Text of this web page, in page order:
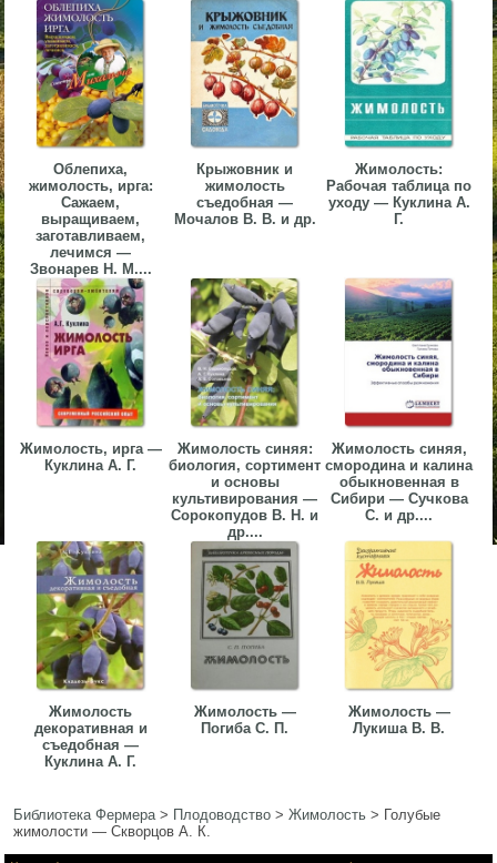
Облепиха,
жимолость, ирга:
Сажаем,
выращиваем,
заготавливаем,
лечимся —
Звонарев Н. М....
Крыжовник и
жимолость
съедобная —
Мочалов В. В. и др.
Жимолость:
Рабочая таблица по
уходу — Куклина А.
Г.
Жимолость, ирга —
Куклина А. Г.
Жимолость синяя:
биология, сортимент
и основы
культивирования —
Сорокопудов В. Н. и
др....
Жимолость синяя,
смородина и калина
обыкновенная в
Сибири — Сучкова
С. и др....
Жимолость
декоративная и
съедобная —
Куклина А. Г.
Жимолость —
Погиба С. П.
Жимолость —
Лукиша В. В.
Библиотека Фермера> Плодоводство >Жимолость > Голубые
жимолости — Скворцов А. К.
▼